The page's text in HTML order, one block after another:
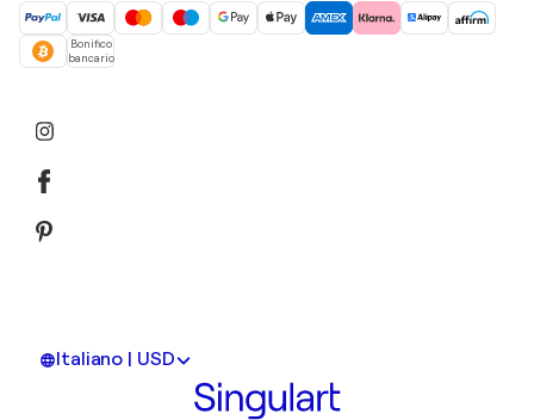
Bonifico
bancario
Italiano | USD